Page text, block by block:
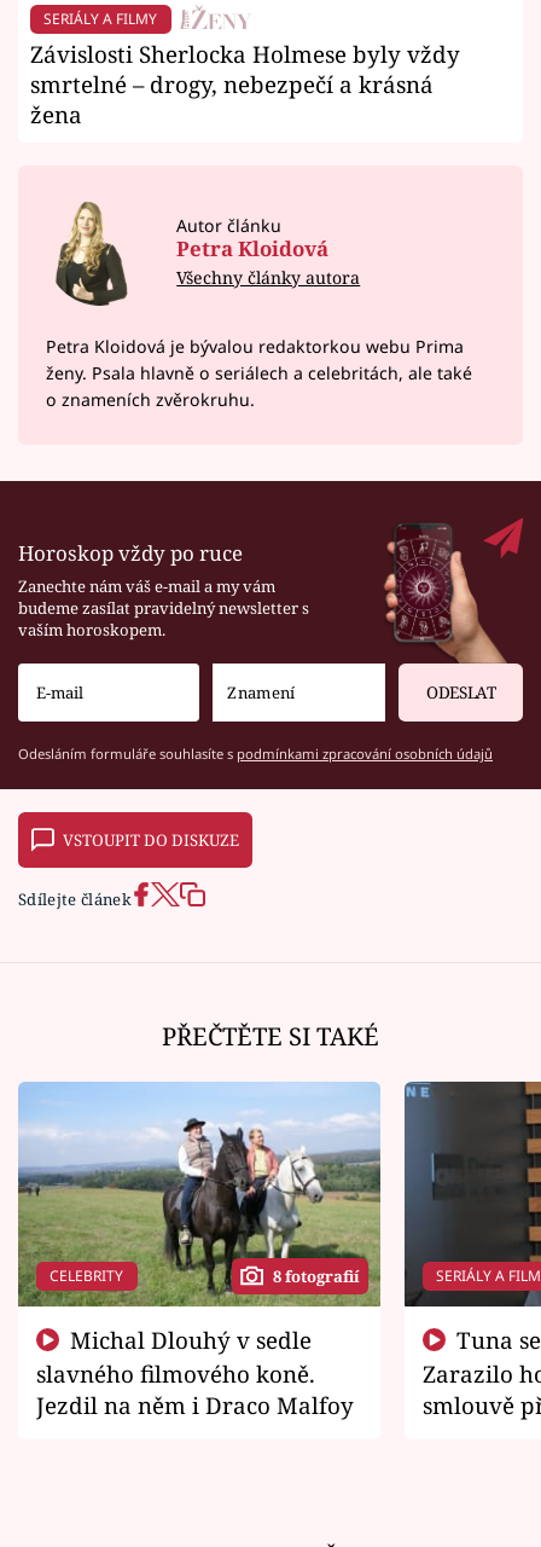
SERIÁLY A FILMY
Závislosti Sherlocka Holmese byly vždy
smrtelné – drogy, nebezpečí a krásná
žena
Autor článku
Petra Kloidová
Všechny články autora
Petra Kloidová je bývalou redaktorkou webu Prima
ženy. Psala hlavně o seriálech a celebritách, ale také
o znameních zvěrokruhu.
Horoskop vždy po ruce
Zanechte nám váš e-mail a my vám
budeme zasílat pravidelný newsletter s
vaším horoskopem.
ODESLAT
Odesláním formuláře souhlasíte s podmínkami zpracování osobních údajů
VSTOUPIT DO DISKUZE
Sdílejte článek
PŘEČTĚTE SI TAKÉ
CELEBRITY 8 fotografií
slavného filmového koně.
Jezdil na něm i Draco Malfoy
SERIÁLY A
Zarazilo
smlouvě